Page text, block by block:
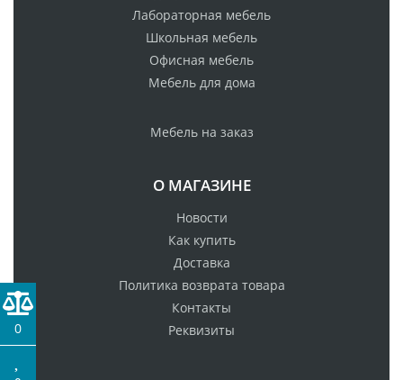
Лабораторная мебель
Школьная мебель
Офисная мебель
Мебель для дома
Мебель на заказ
О МАГАЗИНЕ
Новости
Как купить
Доставка
Политика возврата товара
Контакты
Реквизиты
0